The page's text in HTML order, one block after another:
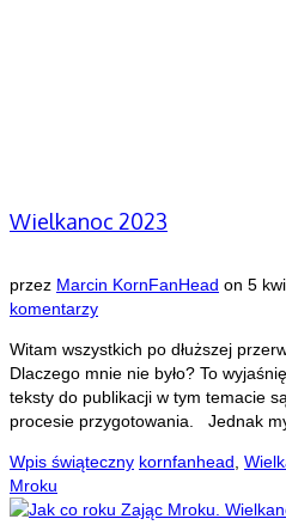
Wielkanoc 2023
przez Marcin KornFanHead on 5
komentarzy
Witam wszystkich po dłuższej
Dlaczego mnie nie było? To
teksty do publikacji w tym temacie
procesie przygotowania. Jednak
Wpis świąteczny kornfanhead,
Mroku